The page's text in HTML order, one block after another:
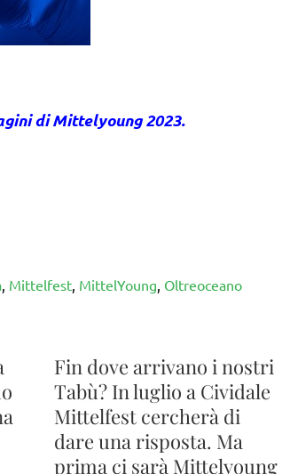
di Mittelyoung 2023.
, Mittelfest, MittelYoung, Oltreoceano
Fin dove arrivano i nostri
Tabù? In luglio a Cividale
Mittelfest cercherà di
dare una risposta. Ma
prima ci sarà Mittelyoung